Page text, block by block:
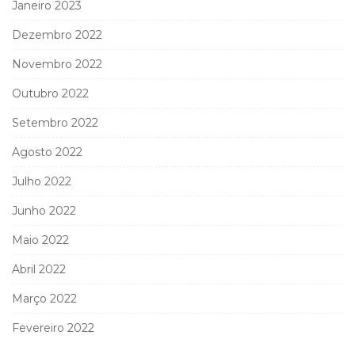
Janeiro 2023
Dezembro 2022
Novembro 2022
Outubro 2022
Setembro 2022
Agosto 2022
Julho 2022
Junho 2022
Maio 2022
Abril 2022
Março 2022
Fevereiro 2022